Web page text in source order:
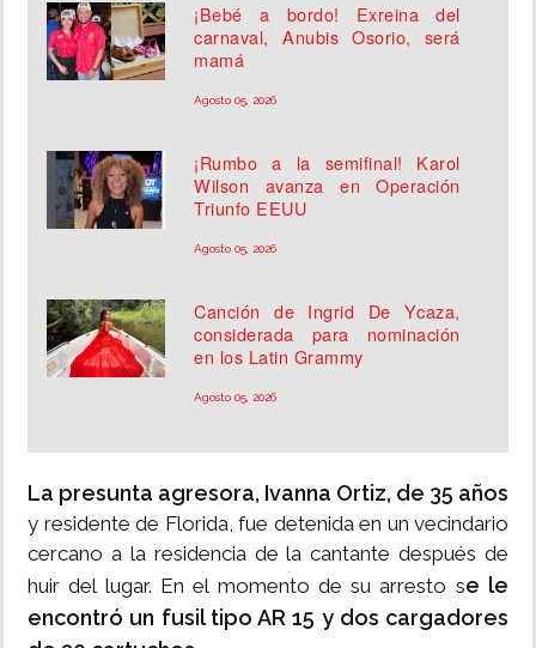
¡Bebé a bordo! Exreina del
carnaval, Anubis Osorio, será
mamá
Agosto 05, 2026
¡Rumbo a la semifinal! Karol
Wilson avanza en Operación
Triunfo EEUU
Agosto 05, 2026
Canción de Ingrid De Ycaza,
considerada para nominación
en los Latin Grammy
Agosto 05, 2026
La presunta agresora, Ivanna Ortiz, de 35 años
y residente de Florida, fue detenida en un vecindario
cercano a la residencia de la cantante después de
huir del lugar. En el momento de su arresto se le
encontró un fusil tipo AR 15 y dos cargadores